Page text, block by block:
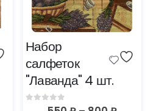
Набор
салфеток
"Лаванда" 4 шт.
out of 5